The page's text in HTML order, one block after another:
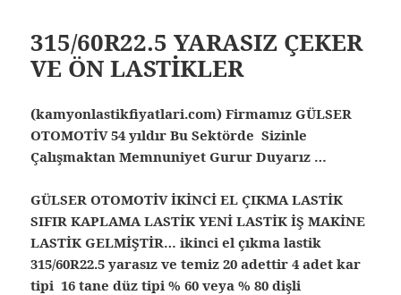
315/60R22.5 YARASIZ ÇEKER
VE ÖN LASTİKLER
(kamyonlastikfiyatlari.com) Firmamız GÜLSER
OTOMOTİV 54 yıldır Bu Sektörde Sizinle
Çalışmaktan Memnuniyet Gurur Duyarız …
GÜLSER OTOMOTİV İKİNCİ EL ÇIKMA LASTİK
SIFIR KAPLAMA LASTİK YENİ LASTİK İŞ MAKİNE
LASTİK GELMİŞTİR… ikinci el çıkma lastik
315/60R22.5 yarasız ve temiz 20 adettir 4 adet kar
tipi 16 tane düz tipi % 60 veya % 80 dişli